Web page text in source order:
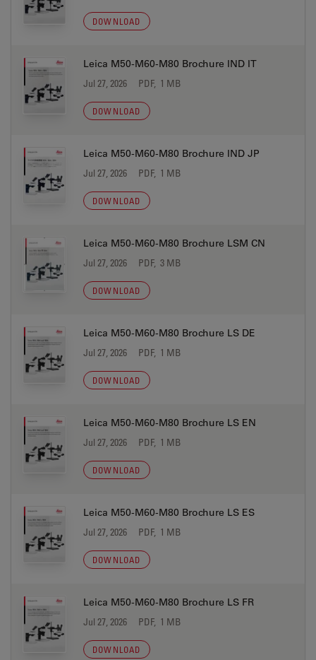
DOWNLOAD
Leica M50-M60-M80 Brochure IND IT
Jul 27, 2026 PDF, 1 MB
DOWNLOAD
Leica M50-M60-M80 Brochure IND JP
Jul 27, 2026 PDF, 1 MB
DOWNLOAD
Leica M50-M60-M80 Brochure LSM CN
Jul 27, 2026 PDF, 3 MB
DOWNLOAD
Leica M50-M60-M80 Brochure LS DE
Jul 27, 2026 PDF, 1 MB
DOWNLOAD
Leica M50-M60-M80 Brochure LS EN
Jul 27, 2026 PDF, 1 MB
DOWNLOAD
Leica M50-M60-M80 Brochure LS ES
Jul 27, 2026 PDF, 1 MB
DOWNLOAD
Leica M50-M60-M80 Brochure LS FR
Jul 27, 2026 PDF, 1 MB
DOWNLOAD